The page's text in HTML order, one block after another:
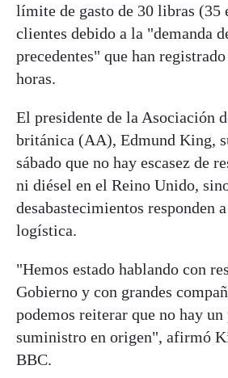
límite de gasto de 30 libras (35
clientes debido a la "demanda
precedentes" que han
horas.
El presidente de la Asociación
británica (AA), Edmund King,
sábado que no hay escasez de
ni diésel en el Reino Unido,
desabastecimientos responden
logística.
"Hemos estado hablando con
Gobierno y con grandes
podemos reiterar que no hay
suministro en origen", afirmó
BBC.